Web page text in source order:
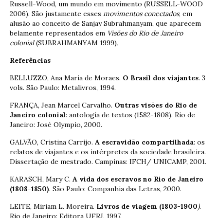
Russell-Wood, um mundo em movimento (RUSSELL-WOOD
2006). São justamente esses movimentos conectados, em
alusão ao conceito de Sanjay Subrahmanyam, que aparecem
belamente representados em Visões do Rio de Janeiro
colonial(SUBRAHMANYAM 1999).
Referências
BELLUZZO, Ana Maria de Moraes. O Brasil dos viajantes. 3
vols. São Paulo: Metalivros, 1994.
FRANÇA, Jean Marcel Carvalho. Outras visões do Rio de
Janeiro colonial: antologia de textos (1582-1808). Rio de
Janeiro: José Olympio, 2000.
GALVÃO, Cristina Carrijo. A escravidão compartilhada: os
relatos de viajantes e os intérpretes da sociedade brasileira.
Dissertação de mestrado. Campinas: IFCH/ UNICAMP, 2001.
KARASCH, Mary C. A vida dos escravos no Rio de Janeiro
(1808-1850). São Paulo: Companhia das Letras, 2000.
LEITE, Miriam L. Moreira. Livros de viagem (1803-1900).
Rio de Janeiro: Editora UFRJ, 1997.